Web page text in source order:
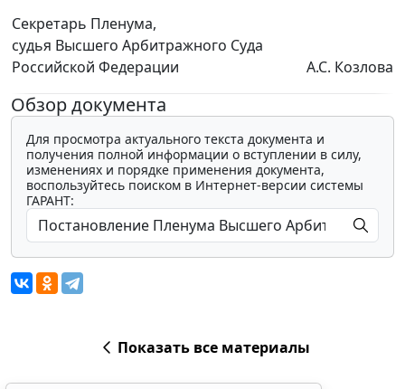
Секретарь Пленума,
судья Высшего Арбитражного Суда
Российской Федерации
А.С. Козлова
Обзор документа
Для просмотра актуального текста документа и
получения полной информации о вступлении в силу,
изменениях и порядке применения документа,
воспользуйтесь поиском в Интернет-версии системы
ГАРАНТ:
Показать все материалы